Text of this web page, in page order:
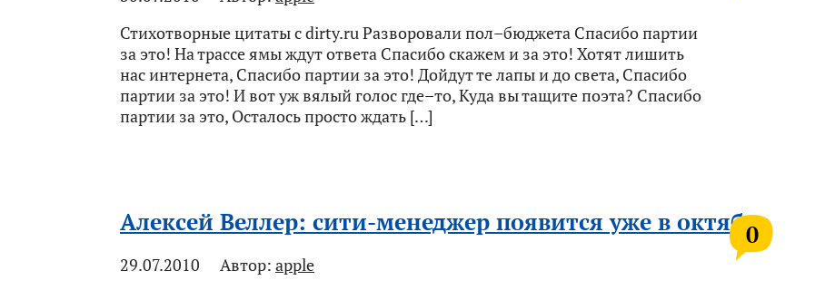
Стихотворные цитаты с dirty.ru Разворовали пол–бюджета Спасибо партии
за это! На трассе ямы ждут ответа Спасибо скажем и за это! Хотят лишить
нас интернета, Спасибо партии за это! Дойдут те лапы и до света, Спасибо
партии за это! И вот уж вялый голос где–то, Куда вы тащите поэта? Спасибо
партии за это, Осталось просто ждать […]
Алексей Веллер: сити-менеджер появится уже в октябре
0
29.07.2010 Автор: apple